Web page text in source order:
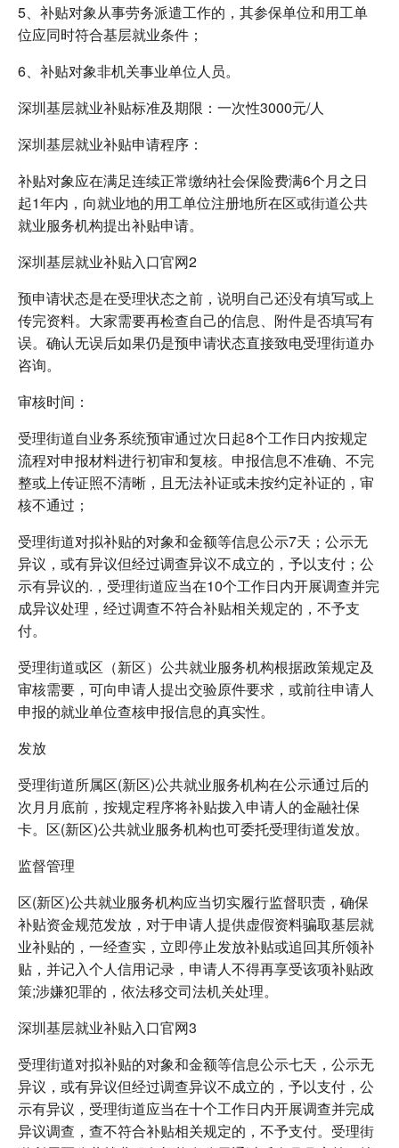
5、补贴对象从事劳务派遣工作的，其参保单位和用工单
位应同时符合基层就业条件；
6、补贴对象非机关事业单位人员。
深圳基层就业补贴标准及期限：一次性3000元/人
深圳基层就业补贴申请程序：
补贴对象应在满足连续正常缴纳社会保险费满6个月之日
起1年内，向就业地的用工单位注册地所在区或街道公共
就业服务机构提出补贴申请。
深圳基层就业补贴入口官网2
预申请状态是在受理状态之前，说明自己还没有填写或上
传完资料。大家需要再检查自己的信息、附件是否填写有
误。确认无误后如果仍是预申请状态直接致电受理街道办
咨询。
审核时间：
受理街道自业务系统预审通过次日起8个工作日内按规定
流程对申报材料进行初审和复核。申报信息不准确、不完
整或上传证照不清晰，且无法补证或未按约定补证的，审
核不通过；
受理街道对拟补贴的对象和金额等信息公示7天；公示无
异议，或有异议但经过调查异议不成立的，予以支付；公
示有异议的.，受理街道应当在10个工作日内开展调查并完
成异议处理，经过调查不符合补贴相关规定的，不予支
付。
受理街道或区（新区）公共就业服务机构根据政策规定及
审核需要，可向申请人提出交验原件要求，或前往申请人
申报的就业单位查核申报信息的真实性。
发放
受理街道所属区(新区)公共就业服务机构在公示通过后的
次月月底前，按规定程序将补贴拨入申请人的金融社保
卡。区(新区)公共就业服务机构也可委托受理街道发放。
监督管理
区(新区)公共就业服务机构应当切实履行监督职责，确保
补贴资金规范发放，对于申请人提供虚假资料骗取基层就
业补贴的，一经查实，立即停止发放补贴或追回其所领补
贴，并记入个人信用记录，申请人不得再享受该项补贴政
策;涉嫌犯罪的，依法移交司法机关处理。
深圳基层就业补贴入口官网3
受理街道对拟补贴的对象和金额等信息公示七天，公示无
异议，或有异议但经过调查异议不成立的，予以支付，公
示有异议，受理街道应当在十个工作日内开展调查并完成
异议调查，查不符合补贴相关规定的，不予支付。受理街